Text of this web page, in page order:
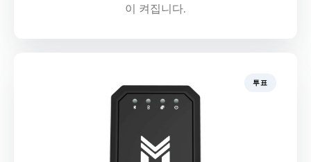
이 켜집니다.
투표